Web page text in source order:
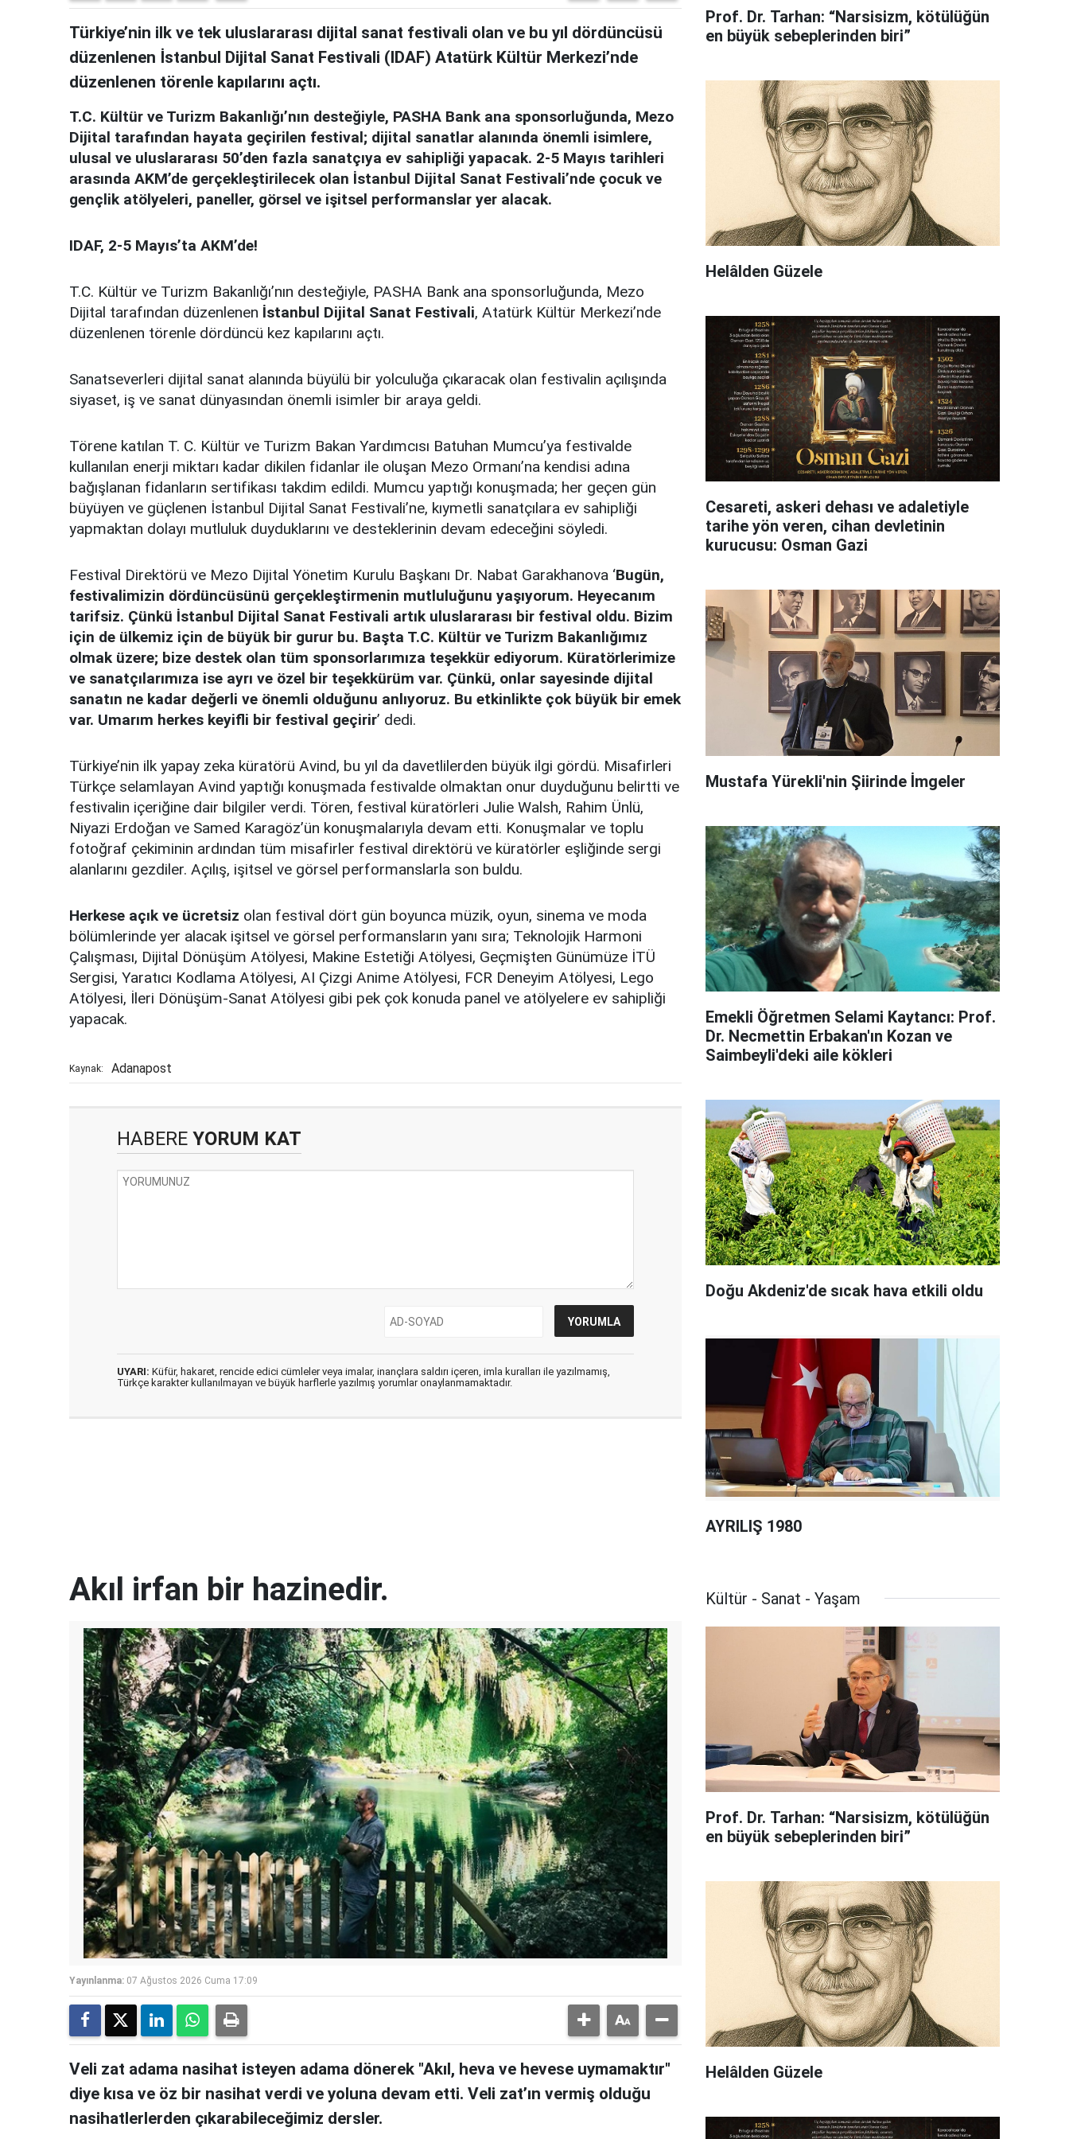
Türkiye’nin ilk ve tek uluslararası dijital sanat festivali olan ve bu yıl dördüncüsü
düzenlenen İstanbul Dijital Sanat Festivali (IDAF) Atatürk Kültür Merkezi’nde
düzenlenen törenle kapılarını açtı.
T.C. Kültür ve Turizm Bakanlığı’nın desteğiyle, PASHA Bank ana sponsorluğunda, Mezo
Dijital tarafından hayata geçirilen festival; dijital sanatlar alanında önemli isimlere,
ulusal ve uluslararası 50’den fazla sanatçıya ev sahipliği yapacak. 2-5 Mayıs tarihleri
arasında AKM’de gerçekleştirilecek olan İstanbul Dijital Sanat Festivali’nde çocuk ve
gençlik atölyeleri, paneller, görsel ve işitsel performanslar yer alacak.
IDAF, 2-5 Mayıs’ta AKM’de!
T.C. Kültür ve Turizm Bakanlığı’nın desteğiyle, PASHA Bank ana sponsorluğunda, Mezo
Dijital tarafından düzenlenen İstanbul Dijital Sanat Festivali, Atatürk Kültür Merkezi’nde
düzenlenen törenle dördüncü kez kapılarını açtı.
Sanatseverleri dijital sanat alanında büyülü bir yolculuğa çıkaracak olan festivalin açılışında
siyaset, iş ve sanat dünyasından önemli isimler bir araya geldi.
Törene katılan T. C. Kültür ve Turizm Bakan Yardımcısı Batuhan Mumcu’ya festivalde
kullanılan enerji miktarı kadar dikilen fidanlar ile oluşan Mezo Ormanı’na kendisi adına
bağışlanan fidanların sertifikası takdim edildi. Mumcu yaptığı konuşmada; her geçen gün
büyüyen ve güçlenen İstanbul Dijital Sanat Festivali’ne, kıymetli sanatçılara ev sahipliği
yapmaktan dolayı mutluluk duyduklarını ve desteklerinin devam edeceğini söyledi.
Festival Direktörü ve Mezo Dijital Yönetim Kurulu Başkanı Dr. Nabat Garakhanova ‘Bugün,
festivalimizin dördüncüsünü gerçekleştirmenin mutluluğunu yaşıyorum. Heyecanım
tarifsiz. Çünkü İstanbul Dijital Sanat Festivali artık uluslararası bir festival oldu. Bizim
için de ülkemiz için de büyük bir gurur bu. Başta T.C. Kültür ve Turizm Bakanlığımız
olmak üzere; bize destek olan tüm sponsorlarımıza teşekkür ediyorum. Küratörlerimize
ve sanatçılarımıza ise ayrı ve özel bir teşekkürüm var. Çünkü, onlar sayesinde dijital
sanatın ne kadar değerli ve önemli olduğunu anlıyoruz. Bu etkinlikte çok büyük bir emek
var. Umarım herkes keyifli bir festival geçirir’ dedi.
Türkiye’nin ilk yapay zeka küratörü Avind, bu yıl da davetlilerden büyük ilgi gördü. Misafirleri
Türkçe selamlayan Avind yaptığı konuşmada festivalde olmaktan onur duyduğunu belirtti ve
festivalin içeriğine dair bilgiler verdi. Tören, festival küratörleri Julie Walsh, Rahim Ünlü,
Niyazi Erdoğan ve Samed Karagöz’ün konuşmalarıyla devam etti. Konuşmalar ve toplu
fotoğraf çekiminin ardından tüm misafirler festival direktörü ve küratörler eşliğinde sergi
alanlarını gezdiler. Açılış, işitsel ve görsel performanslarla son buldu.
Herkese açık ve ücretsiz olan festival dört gün boyunca müzik, oyun, sinema ve moda
bölümlerinde yer alacak işitsel ve görsel performansların yanı sıra; Teknolojik Harmoni
Çalışması, Dijital Dönüşüm Atölyesi, Makine Estetiği Atölyesi, Geçmişten Günümüze İTÜ
Sergisi, Yaratıcı Kodlama Atölyesi, AI Çizgi Anime Atölyesi, FCR Deneyim Atölyesi, Lego
Atölyesi, İleri Dönüşüm-Sanat Atölyesi gibi pek çok konuda panel ve atölyelere ev sahipliği
yapacak.
Kaynak: Adanapost
HABERE YORUM KAT
UYARI: Küfür, hakaret, rencide edici cümleler veya imalar, inançlara saldırı içeren, imla kuralları ile yazılmamış,
Türkçe karakter kullanılmayan ve büyük harflerle yazılmış yorumlar onaylanmamaktadır.
Prof. Dr. Tarhan: “Narsisizm, kötülüğün
en büyük sebeplerinden biri”
Helâlden Güzele
Cesareti, askeri dehası ve adaletiyle
tarihe yön veren, cihan devletinin
kurucusu: Osman Gazi
Mustafa Yürekli'nin Şiirinde İmgeler
Emekli Öğretmen Selami Kaytancı: Prof.
Dr. Necmettin Erbakan'ın Kozan ve
Saimbeyli'deki aile kökleri
Doğu Akdeniz'de sıcak hava etkili oldu
AYRILIŞ 1980
Akıl irfan bir hazinedir.
Yayınlanma: 07 Ağustos 2026 Cuma 17:09
Veli zat adama nasihat isteyen adama dönerek "Akıl, heva ve hevese uymamaktır"
diye kısa ve öz bir nasihat verdi ve yoluna devam etti. Veli zat’ın vermiş olduğu
nasihatlerlerden çıkarabileceğimiz dersler.
Kültür - Sanat - Yaşam
Prof. Dr. Tarhan: “Narsisizm, kötülüğün
en büyük sebeplerinden biri”
Helâlden Güzele